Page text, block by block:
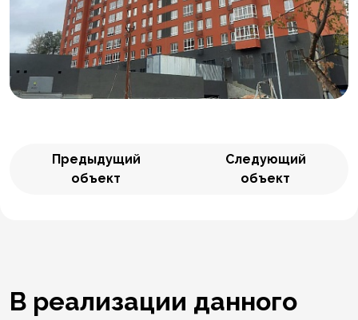
Предыдущий
объект
Следующий
объект
В реализации данного